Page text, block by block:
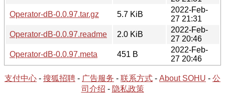
Operator-dB-0.0.97.tar.gz
5.7 KiB
2022-Feb-
27 21:31
Operator-dB-0.0.97.readme
2.0 KiB
2022-Feb-
27 20:46
Operator-dB-0.0.97.meta
451 B
2022-Feb-
27 20:46
支付中心 - 搜狐招聘 - 广告服务 - 联系方式 - About SOHU - 公
司介绍 - 隐私政策